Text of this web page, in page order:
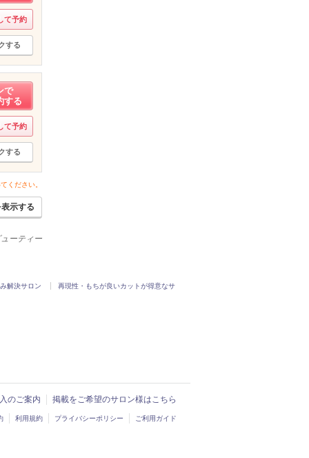
て予約
する
で
する
て予約
する
ください。
示する
ーティー
解決サロン
再現性・もちが良いカットが得意なサ
のご案内 掲載をご希望のサロン様はこちら
利用規約 プライバシーポリシー ご利用ガイド